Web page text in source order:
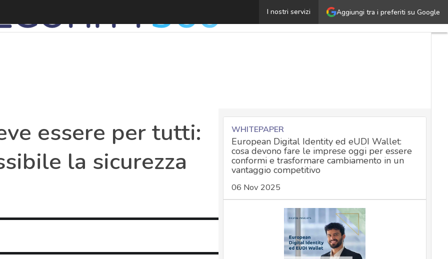
Aggiungi tra i preferiti su Google
I nostri servizi
La cyber security deve essere per tutti: come rendere
essere per tutti:
la sicurezza
WHITEPAPER
European Digital Identity ed eUDI Wallet:
cosa devono fare le imprese oggi per essere
conformi e trasformare cambiamento in un
vantaggio competitivo
06 Nov 2025